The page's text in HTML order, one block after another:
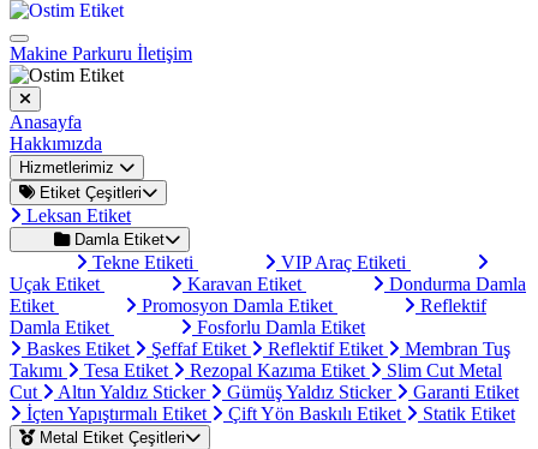
Makine Parkuru İletişim
Anasayfa
Hakkımızda
Hizmetlerimiz
Etiket Çeşitleri
Leksan Etiket
Damla Etiket
Tekne Etiketi
VIP Araç Etiketi
Uçak Etiket
Karavan Etiket
Dondurma Damla
Etiket
Promosyon Damla Etiket
Reflektif
Damla Etiket
Fosforlu Damla Etiket
Baskes Etiket
Şeffaf Etiket Reflektif Etiket
Membran Tuş
Takımı
Tesa Etiket Rezopal Kazıma Etiket
Slim Cut Metal
Cut
Altın Yaldız Sticker Gümüş Yaldız Sticker
Garanti Etiket
İçten Yapıştırmalı Etiket
Çift Yön Baskılı Etiket Statik Etiket
Metal Etiket Çeşitleri